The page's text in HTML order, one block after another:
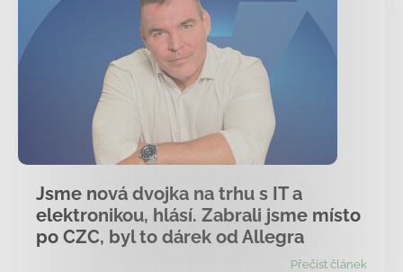
Jsme nová dvojka na trhu s IT a
elektronikou, hlásí. Zabrali jsme místo
po CZC, byl to dárek od Allegra
Přečíst článek